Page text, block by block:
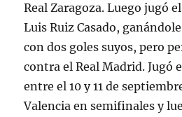
Real Zaragoza. Luego jugó
Luis Ruiz Casado,
con dos goles suyos, pero
contra el Real Madrid. Jugó
entre el 10 y 11 de
Valencia en semifinales y